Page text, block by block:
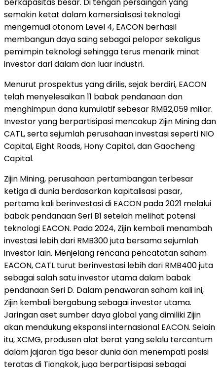
semakin ketat dalam komersialisasi teknologi
mengemudi otonom Level 4, EACON berhasil
membangun daya saing sebagai pelopor sekaligus
pemimpin teknologi sehingga terus menarik minat
investor dari dalam dan luar industri.
Menurut prospektus yang dirilis, sejak berdiri, EACON
telah menyelesaikan 11 babak pendanaan dan
menghimpun dana kumulatif sebesar RMB2,059 miliar.
Investor yang berpartisipasi mencakup Zijin Mining dan
CATL, serta sejumlah perusahaan investasi seperti NIO
Capital, Eight Roads, Hony Capital, dan Gaocheng
Capital.
Zijin Mining, perusahaan pertambangan terbesar
ketiga di dunia berdasarkan kapitalisasi pasar,
pertama kali berinvestasi di EACON pada 2021 melalui
babak pendanaan Seri B1 setelah melihat potensi
teknologi EACON. Pada 2024, Zijin kembali menambah
investasi lebih dari RMB300 juta bersama sejumlah
investor lain. Menjelang rencana pencatatan saham
EACON, CATL turut berinvestasi lebih dari RMB400 juta
sebagai salah satu investor utama dalam babak
pendanaan Seri D. Dalam penawaran saham kali ini,
Zijin kembali bergabung sebagai investor utama.
Jaringan aset sumber daya global yang dimiliki Zijin
akan mendukung ekspansi internasional EACON. Selain
itu, XCMG, produsen alat berat yang selalu tercantum
dalam jajaran tiga besar dunia dan menempati posisi
teratas di Tiongkok, juga berpartisipasi sebagai